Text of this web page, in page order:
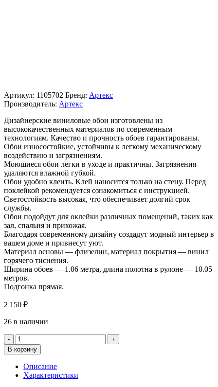
Артикул: 1105702 Бренд: Артекс
Производитель: Артекс
Дизайнерские виниловые обои изготовлены из
высококачественных материалов по современным
технологиям. Качество и прочность обоев гарантированы.
Обои износостойкие, устойчивы к легкому механическому
воздействию и загрязнениям.
Моющиеся обои легки в уходе и практичны. Загрязнения
удаляются влажной губкой.
Обои удобно клеить. Клей наносится только на стену. Перед
поклейкой рекомендуется ознакомиться с инструкцией.
Светостойкость высокая, что обеспечивает долгий срок
службы.
Обои подойдут для оклейки различных помещений, таких как
зал, спальня и прихожая.
Благодаря современному дизайну создадут модный интерьер в
вашем доме и привнесут уют.
Материал основы — флизелин, материал покрытия — винил
горячего тиснения.
Ширина обоев — 1.06 метра, длина полотна в рулоне — 10.05
метров.
Подгонка прямая.
2 150 ₽
26 в наличии
Количество
товара
Обои
Артекс
11057-
В корзину
Описание
Характеристики